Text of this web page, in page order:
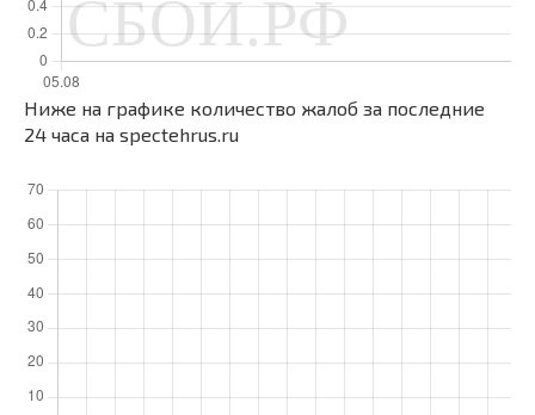
Ниже на графике количество жалоб за последние
24 часа на spectehrus.ru